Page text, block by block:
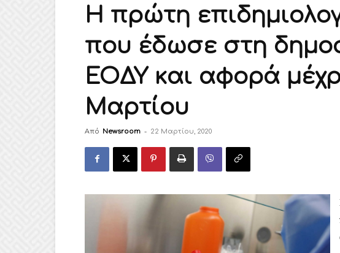
Η πρώτη
που έδωσε στη
ΕΟΔΥ και αφορά
Μαρτίου
Από Newsroom - 22 Μαρτίου, 2020